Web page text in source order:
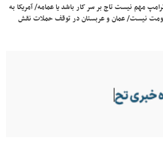
مهم نیست تاج بر سر کار باشد یا عمامه/ آمریکا به
نیست/ عمان و عربستان در توقف حملات نقش